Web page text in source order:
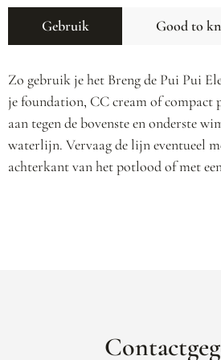
Gebruik Good to
Zo gebruik je het Breng de Pui Pui
je foundation, CC cream of compact
aan tegen de bovenste en onderste
waterlijn. Vervaag de lijn eventueel
achterkant van het potlood of met